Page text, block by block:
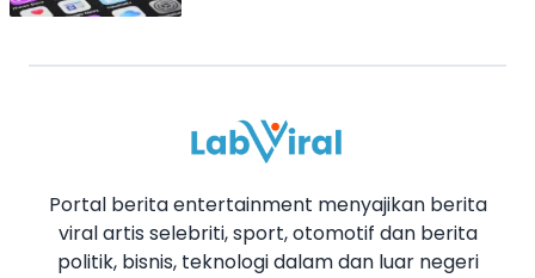
Portal berita entertainment menyajikan berita
viral artis selebriti, sport, otomotif dan berita
politik, bisnis, teknologi dalam dan luar negeri